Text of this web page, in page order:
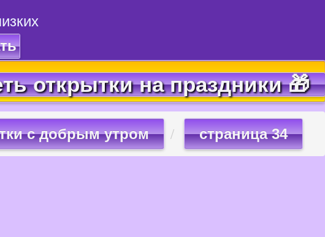
открытки на праздники 🎁
с добрым утром страница 34